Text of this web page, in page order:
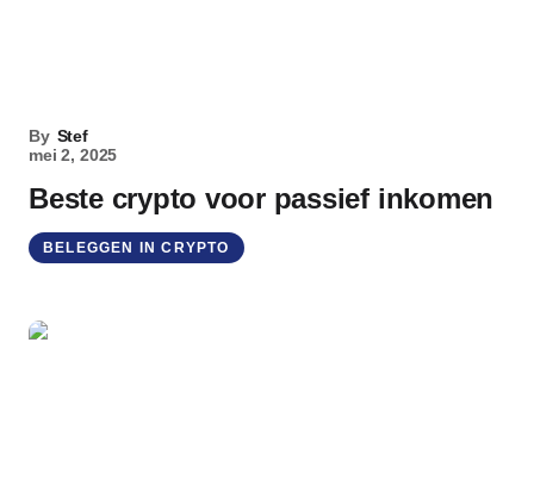
By Stef
mei 2, 2025
Beste crypto voor passief inkomen
BELEGGEN IN CRYPTO